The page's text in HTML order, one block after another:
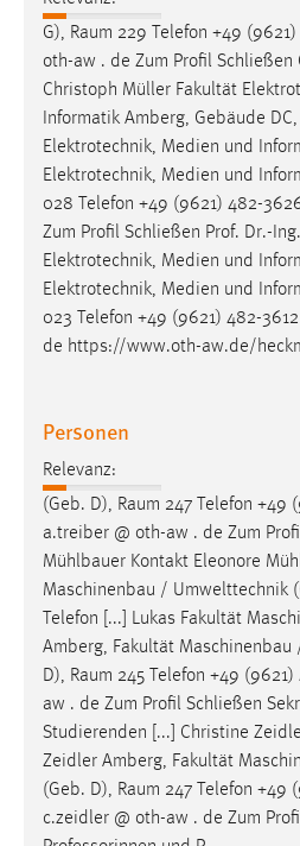
G), Raum 229 Telefon +49
oth-aw . de Zum Profil
Christoph Müller Fakultät
Informatik Amberg, Gebäude DC,
Elektrotechnik, Medien und
Elektrotechnik, Medien und
028 Telefon +49 (9621) 482-
Zum Profil Schließen Prof. Dr.-
Elektrotechnik, Medien und
Elektrotechnik, Medien und
023 Telefon +49 (9621) 482-
de https://www.oth-aw.de/
Personen
Relevanz:
(Geb. D), Raum 247 Telefon +49
a.treiber @ oth-aw . de Zum
Mühlbauer Kontakt Eleonore
Maschinenbau / Umwelttechnik
Telefon [...] Lukas Fakultät
Amberg, Fakultät
D), Raum 245 Telefon +49
aw . de Zum Profil Schließen
Studierenden [...] Christine
Zeidler Amberg, Fakultät
(Geb. D), Raum 247 Telefon +49
c.zeidler @ oth-aw . de Zum